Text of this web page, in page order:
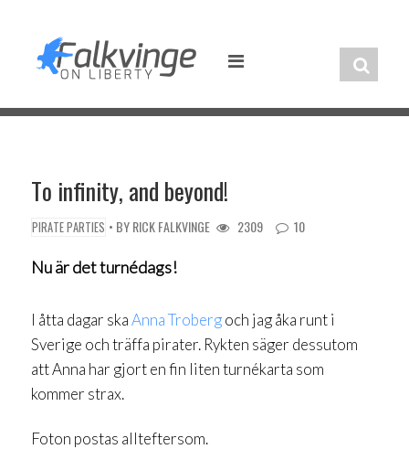
content
To infinity, and beyond!
PIRATE PARTIES • BYRICK FALKVINGE 2309 10
Nu är detturnédags!
I åtta dagar skaAnna Trobergoch jag åka runt i
Sverige och träffa pirater. Rykten säger dessutom
att Anna har gjort en fin liten turnékarta som
kommer strax.
Foton postas allteftersom.